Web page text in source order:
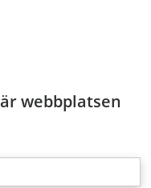
webbplatsen